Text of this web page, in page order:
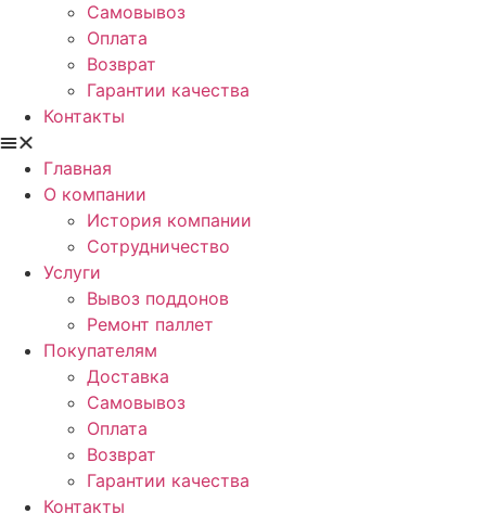
Самовывоз
Оплата
Возврат
Гарантии качества
Контакты
Главная
О компании
История компании
Сотрудничество
Услуги
Вывоз поддонов
Ремонт паллет
Покупателям
Доставка
Самовывоз
Оплата
Возврат
Гарантии качества
Контакты